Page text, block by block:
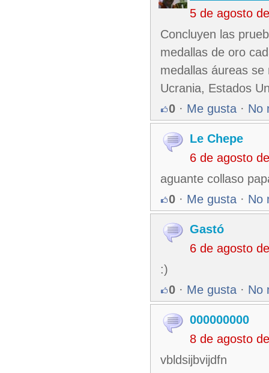
5 de agosto
Concluyen las
medallas de oro
medallas áureas
Ucrania, Estados
0 · Me gusta · No
Le Chepe
6 de agosto
aguante collaso
0 · Me gusta · No
Gastó
6 de agosto
:)
0 · Me gusta · No
000000000
8 de agosto
vbldsijbvijdfn